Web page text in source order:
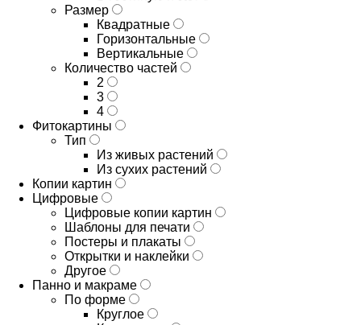
Размер
Квадратные
Горизонтальные
Вертикальные
Количество частей
2
3
4
Фитокартины
Тип
Из живых растений
Из сухих растений
Копии картин
Цифровые
Цифровые копии картин
Шаблоны для печати
Постеры и плакаты
Открытки и наклейки
Другое
Панно и макраме
По форме
Круглое